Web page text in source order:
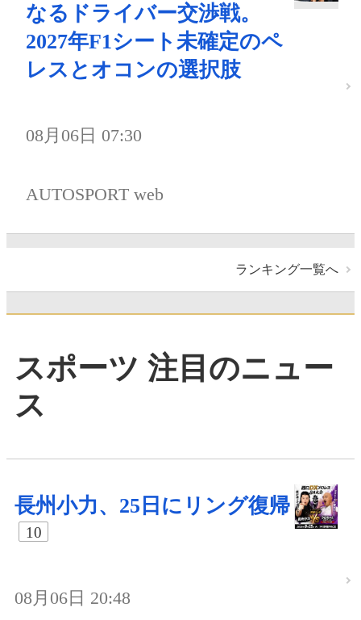
なるドライバー交渉戦。
2027年F1シート未確定のペ
レスとオコンの選択肢
08月06日 07:30
AUTOSPORT web
ランキング一覧へ
スポーツ 注目のニュー
ス
長州小力、25日にリング復帰
10
08月06日 20:48